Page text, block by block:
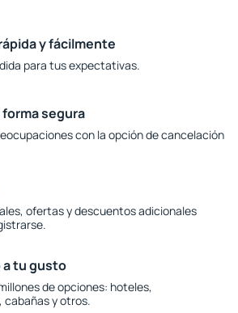
y fácilmente
para tus expectativas.
segura
con la opción de cancelación
ofertas y descuentos adicionales
tu gusto
de opciones: hoteles,
y otros.